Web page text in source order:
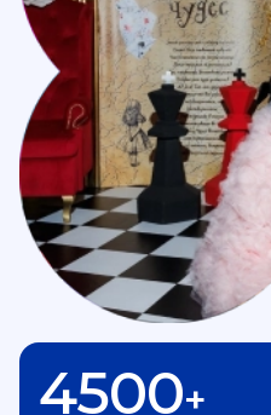
4500+